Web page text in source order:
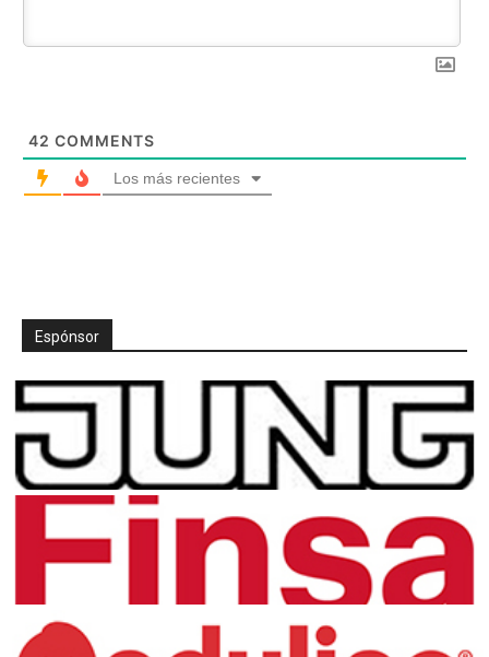
42 COMMENTS
Los más recientes
Espónsor